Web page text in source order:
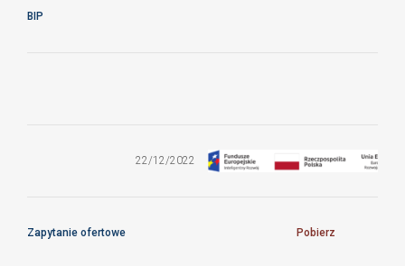
BIP
ZO/18/CFTPAN/2022
22/12/2022
Zapytanie ofertowe Pobierz